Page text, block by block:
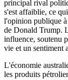
principal rival
s'est affaiblie, ce
l'opinion publique à
de Donald Trump.
influence, soutenu
vie et un sentiment
L'économie
les produits